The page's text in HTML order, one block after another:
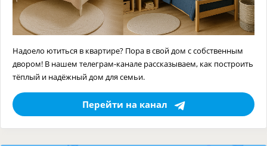
Надоело ютиться в квартире? Пора в свой дом с собственным
двором! В нашем телеграм-канале рассказываем, как построить
тёплый и надёжный дом для семьи.
Перейти на канал